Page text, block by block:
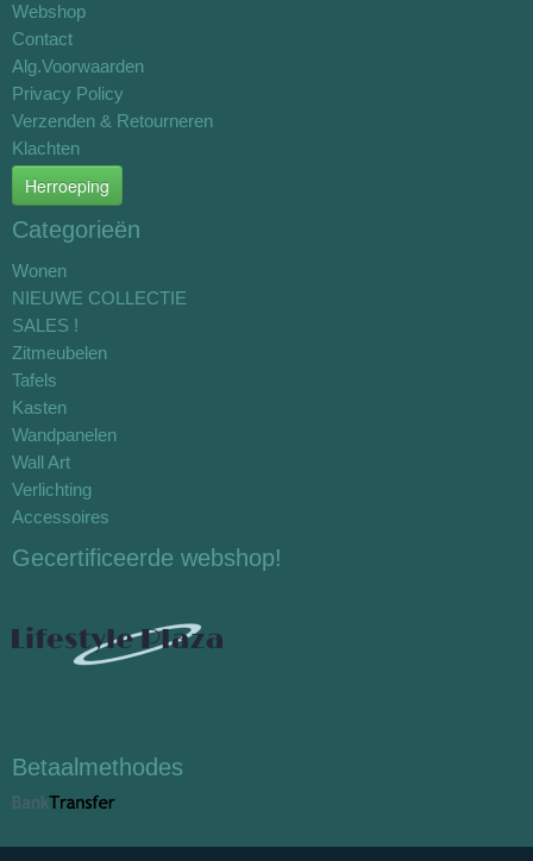
Webshop
Contact
Alg.Voorwaarden
Privacy Policy
Verzenden & Retourneren
Klachten
Herroeping
Categorieën
Wonen
NIEUWE COLLECTIE
SALES !
Zitmeubelen
Tafels
Kasten
Wandpanelen
Wall Art
Verlichting
Accessoires
Gecertificeerde webshop!
Betaalmethodes